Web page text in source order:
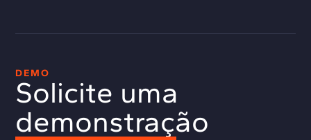
DEMO
Solicite uma
demonstração